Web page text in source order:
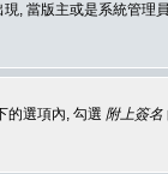
當版主或是系統管
的選項內, 勾選 附上簽名